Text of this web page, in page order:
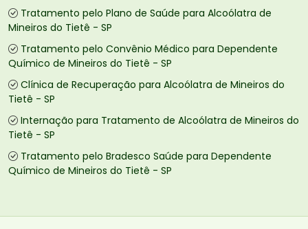
Tratamento pelo Plano de Saúde para Alcoólatra de
Mineiros do Tietê - SP
Tratamento pelo Convênio Médico para Dependente
Químico de Mineiros do Tietê - SP
Clínica de Recuperação para Alcoólatra de Mineiros do
Tietê - SP
Internação para Tratamento de Alcoólatra de Mineiros do
Tietê - SP
Tratamento pelo Bradesco Saúde para Dependente
Químico de Mineiros do Tietê - SP